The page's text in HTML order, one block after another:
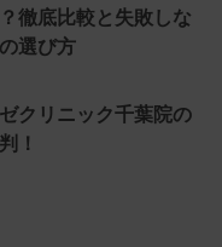
徹底比較と失敗しな
選び方
クリニック千葉院の
！